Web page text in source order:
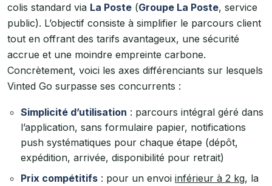
colis standard via La Poste (Groupe La Poste, service
public). L’objectif consiste à simplifier le parcours client
tout en offrant des tarifs avantageux, une sécurité
accrue et une moindre empreinte carbone.
Concrètement, voici les axes différenciants sur lesquels
Vinted Go surpasse ses concurrents :
Simplicité d’utilisation : parcours intégral géré dans
l’application, sans formulaire papier, notifications
push systématiques pour chaque étape (dépôt,
expédition, arrivée, disponibilité pour retrait)
Prix compétitifs : pour un envoi inférieur à 2 kg, la